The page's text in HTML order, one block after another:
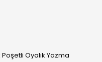
Poşetli Oyalık Yazma